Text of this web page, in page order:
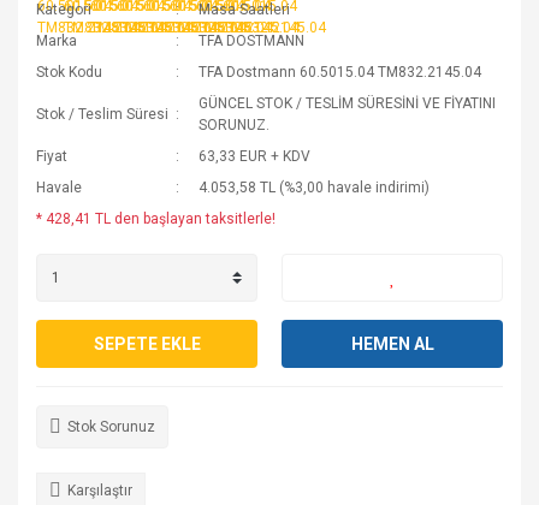
Kategori
Masa Saatleri
Marka
TFA DOSTMANN
Stok Kodu
TFA Dostmann 60.5015.04 TM832.2145.04
Stok / Teslim Süresi
GÜNCEL STOK / TESLİM SÜRESİNİ VE FİYATINI
SORUNUZ.
Fiyat
63,33 EUR + KDV
Havale
4.053,58 TL (%3,00 havale indirimi)
* 428,41 TL den başlayan taksitlerle!
SEPETE EKLE HEMEN AL
Stok Sorunuz
Karşılaştır